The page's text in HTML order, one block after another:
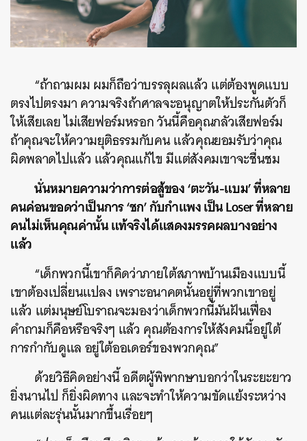
“ถ้าถามผม ผมก็ถือว่าบรรลุผลแล้ว แต่ต้องพูดแบบ
ตรงไปตรงมา ความจริงถ้าศาลจะอนุญาตให้ประกันตัวก็
ให้เสียเลย ไม่เสียฟอร์มหรอก วันนี้คือคุณกลัวเสียฟอร์ม
ถ้าคุณจะให้ความยุติธรรมกับคน แล้วคุณยอมรับว่าคุณ
ผิดพลาดไปแล้ว แล้วคุณแก้ไข มีแต่สังคมเขาจะชื่นชม
นั่นหมายความว่าการต่อสู้ของ ‘ตะวัน-แบม’ ที่หลาย
คนค่อนขอดว่าเป็นการ ‘ชก’ กับกำแพง เป็น Loser ที่หลาย
คนไม่เห็นคุณค่านั้น แท้จริงได้แสดงมรรคผลบางอย่าง
แล้ว
“เด็กพวกนี้เขาก็คิดว่าภายใต้สภาพบ้านเมืองแบบนี้
เขาต้องเปลี่ยนแปลง เพราะอนาคตนั้นอยู่ที่พวกเขาอยู่
แล้ว แต่มนุษย์โบราณจะมองว่าเด็กพวกนี้มันฝันเฟื่อง
คำถามก็คือหรือจริงๆ แล้ว คุณต้องการให้สังคมนี้อยู่ใต้
การกำกับดูแล อยู่ใต้ออเดอร์ของพวกคุณ”
ด้วยวิธีคิดอย่างนี้ อดีตผู้พิพากษาบอกว่าในระยะยาว
ยิ่งนานไป ก็ยิ่งผิดทาง และจะทำให้ความขัดแย้งระหว่าง
คนแต่ละรุ่นนั้นมากขึ้นเรื่อยๆ